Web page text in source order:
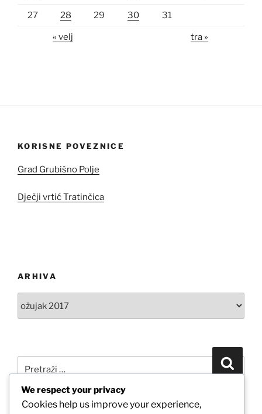
27 28 29 30 31
« velj tra »
KORISNE POVEZNICE
Grad Grubišno Polje
Dječji vrtić Tratinčica
ARHIVA
Pretraži:
We respect your privacy
Cookies help us improve your experience,